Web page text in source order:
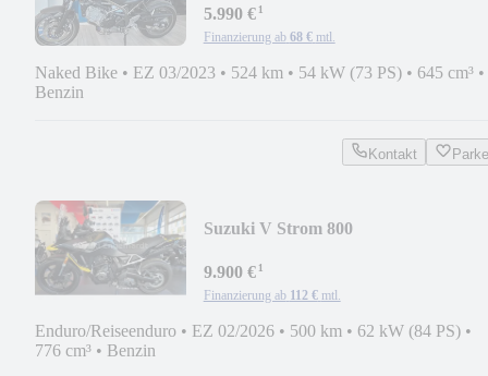
5.990 €¹
Finanzierung ab 68 € mtl.
Naked Bike • EZ 03/2023 • 524 km • 54 kW (73 PS) • 645 cm³ •
Benzin
Kontakt
Suzuki V Strom 800
9.900 €¹
Finanzierung ab 112 € mtl.
Enduro/Reiseenduro • EZ 02/2026 • 500 km • 62 kW (84 PS) •
776 cm³ • Benzin